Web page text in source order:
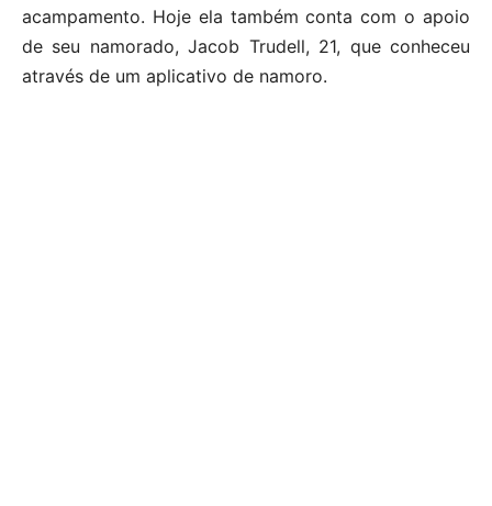
acampamento. Hoje ela também conta com o apoio
de seu namorado, Jacob Trudell, 21, que conheceu
através de um aplicativo de namoro.